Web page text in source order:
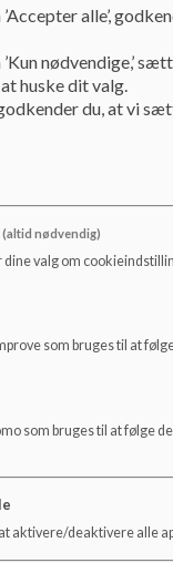
alle’,
nødvendige,’
huske dit valg.
du, at vi
(altid nødvendig)
valg om
som bruges til at
som bruges til at følge
aktivere/deaktivere alle